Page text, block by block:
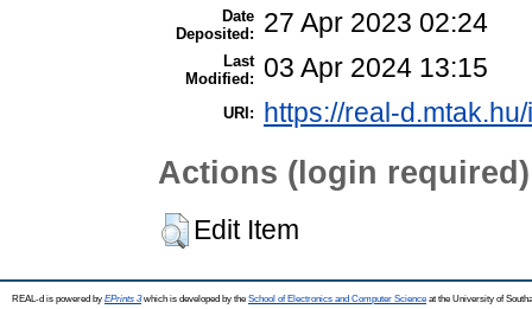
Date
Deposited:
27 Apr 2023 02:24
Last
Modified:
03 Apr 2024 13:15
URI: https://real-
Actions (login required)
Edit Item
REAL-d is powered by EPrints 3which is developed by the School of Electronics and Computer Science at the University of